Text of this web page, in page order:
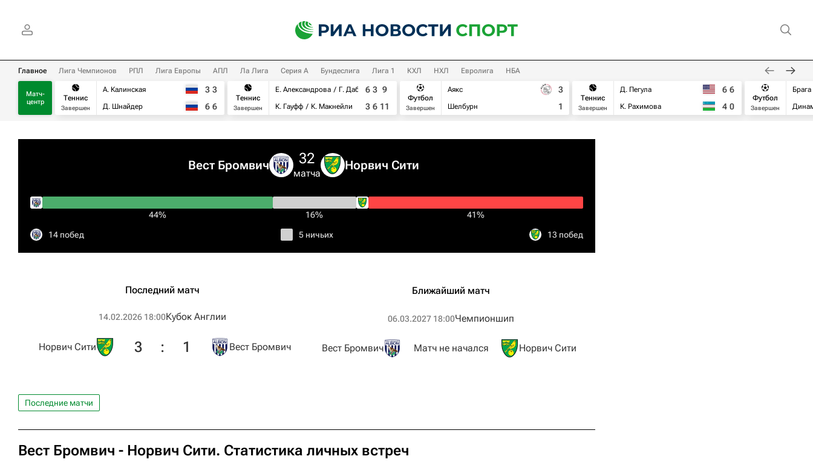
Главное Лига Чемпионов РПЛ Лига Европы АПЛ Ла Лига Серия А Бундеслига Лига 1 КХЛ НХЛ Евролига НБА
Матч-
центр
Теннис
Завершен
А. Калинская
Д. Шнайдер
3 3
6 6
Теннис
Завершен
Е. Александрова
Г. Дабровски
К. Гауфф
К. Макнейли
6 3 9
3 6 11
Футбол
Завершен
Аякс
Шелбурн
3
1
Теннис
Завершен
Д. Пегула
К. Рахимова
6 6
4 0
Футбол
Завершен
Брага
Вест Бромвич 32
матча
Норвич Сити
44% 16% 41%
14 побед 5 ничьих 13 побед
Последний матч
14.02.2026 18:00Кубок Англии
Норвич Сити 3 : 1 Вест Бромвич
Ближайший матч
06.03.2027 18:00Чемпионшип
Вест Бромвич Матч не начался Норвич Сити
Последние матчи
Вест Бромвич - Норвич Сити. Статистика личных встреч